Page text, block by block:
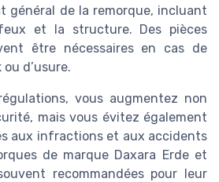
général de la remorque, incluant
et la structure. Des pièces
être nécessaires en cas de
d’usure.
vous augmentez non
mais vous évitez également
aux infractions et aux accidents
de marque Daxara Erde et
recommandées pour leur